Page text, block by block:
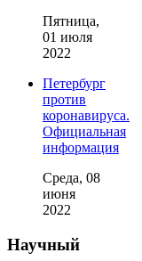
Пятница,
01 июля
2022
Петербург
против
коронавируса.
Официальная
информация
Среда, 08
июня
2022
Научный